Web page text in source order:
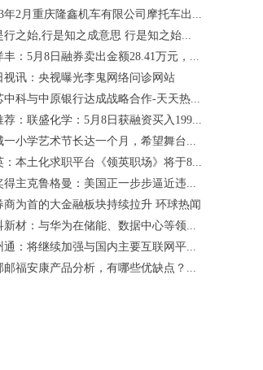
年2月重庆隆鑫机车有限公司摩托车出...
行之始,行是知之成意思 行是知之始...
丰：5月8日融券卖出金额28.41万元，...
视讯：央视曝光李鬼网络问诊网站
中科与中原银行达成战略合作-天天热...
荐：联盛化学：5月8日获融资买入199...
一小学艺术节长达一个月，希望舞台...
：本土化求职平台《领英职场》将于8...
得主克鲁格曼：美国正一步步逼近违...
商为首的大金融板块持续拉升 环球热闻
新材：与华为在储能、数据中心等领...
通：将继续加强与国内主要互联网平...
邮福安康产品分析，有哪些优缺点？...